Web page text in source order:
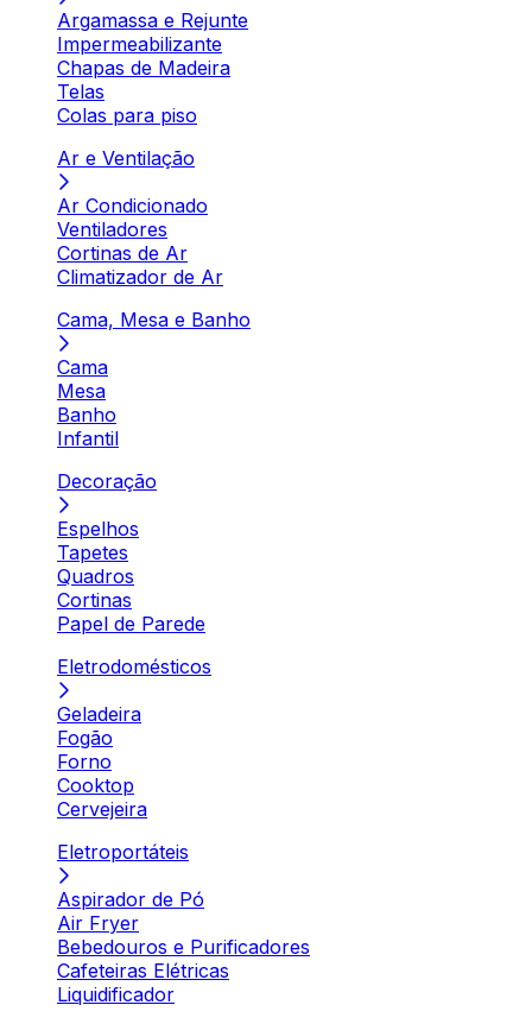
Argamassa e Rejunte
Impermeabilizante
Chapas de Madeira
Telas
Colas para piso
Ar e Ventilação
Ar Condicionado
Ventiladores
Cortinas de Ar
Climatizador de Ar
Cama, Mesa e Banho
Cama
Mesa
Banho
Infantil
Decoração
Espelhos
Tapetes
Quadros
Cortinas
Papel de Parede
Eletrodomésticos
Geladeira
Fogão
Forno
Cooktop
Cervejeira
Eletroportáteis
Aspirador de Pó
Air Fryer
Bebedouros e Purificadores
Cafeteiras Elétricas
Liquidificador